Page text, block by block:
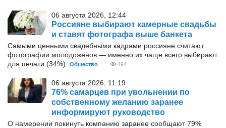
06 августа 2026, 12:44
Россияне выбирают камерные свадьбы
и ставят фотографа выше банкета
Самыми ценными свадебными кадрами россияне считают
фотографии молодоженов — именно их чаще всего выбирают
для печати (34%).
Общество 494
06 августа 2026, 11:19
76% самарцев при увольнении по
собственному желанию заранее
информируют руководство
О намерении покинуть компанию заранее сообщают 79%